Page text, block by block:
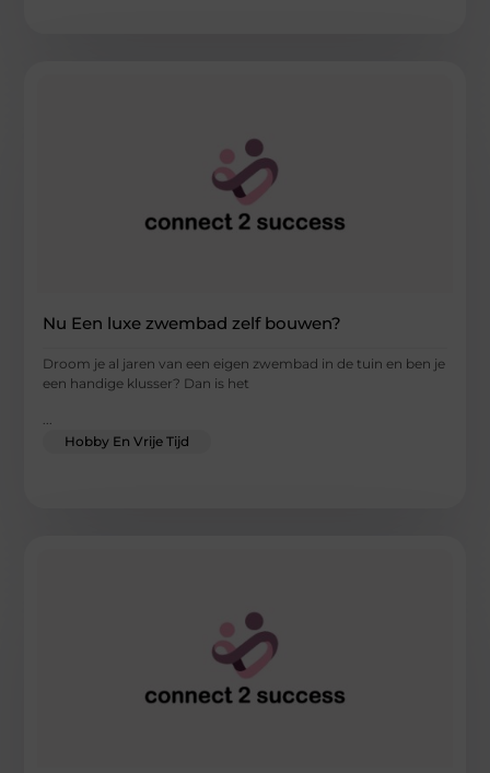
Nu Een luxe zwembad zelf bouwen?
Droom je al jaren van een eigen zwembad in de tuin en ben je
een handige klusser? Dan is het
Hobby En Vrije Tijd